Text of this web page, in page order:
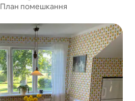
План помешкання